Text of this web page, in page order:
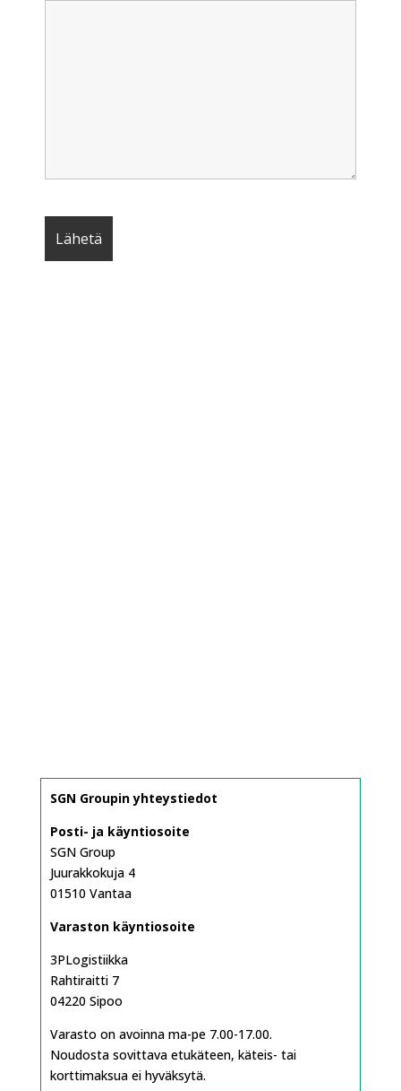
SGN Groupin yhteystiedot
Posti- ja käyntiosoite
SGN Group
Juurakkokuja 4
01510 Vantaa
Varaston käyntiosoite
3PLogistiikka
Rahtiraitti 7
04220 Sipoo
Varasto on avoinna ma-pe 7.00-17.00.
Noudosta sovittava etukäteen, käteis- tai
korttimaksua ei hyväksytä.